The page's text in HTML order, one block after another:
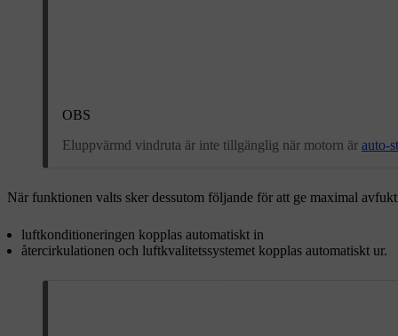
OBS
Eluppvärmd vindruta är inte tillgänglig när motorn är auto-
När funktionen valts sker dessutom följande för att ge maximal
luftkonditioneringen kopplas automatiskt in
återcirkulationen och luftkvalitetssystemet kopplas automatiskt ur.